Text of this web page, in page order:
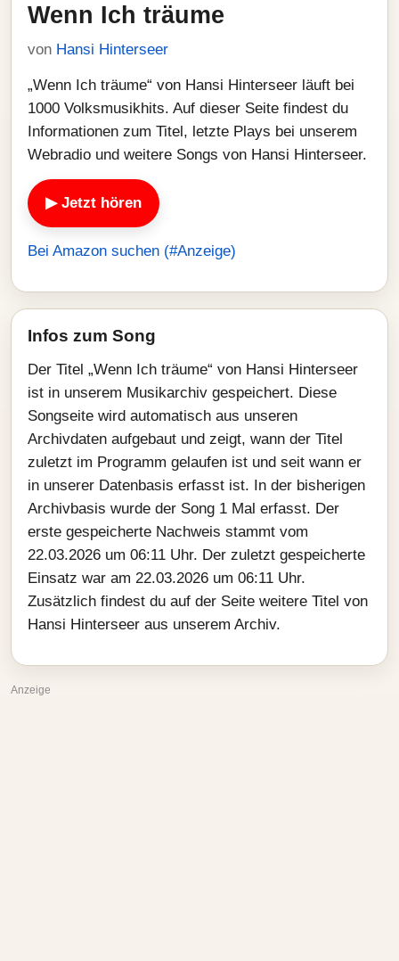
Wenn Ich träume
von Hansi Hinterseer
„Wenn Ich träume“ von Hansi Hinterseer läuft bei
1000 Volksmusikhits. Auf dieser Seite findest du
Informationen zum Titel, letzte Plays bei unserem
Webradio und weitere Songs von Hansi Hinterseer.
▶ Jetzt hören
Bei Amazon suchen (#Anzeige)
Infos zum Song
Der Titel „Wenn Ich träume“ von Hansi Hinterseer
ist in unserem Musikarchiv gespeichert. Diese
Songseite wird automatisch aus unseren
Archivdaten aufgebaut und zeigt, wann der Titel
zuletzt im Programm gelaufen ist und seit wann er
in unserer Datenbasis erfasst ist. In der bisherigen
Archivbasis wurde der Song 1 Mal erfasst. Der
erste gespeicherte Nachweis stammt vom
22.03.2026 um 06:11 Uhr. Der zuletzt gespeicherte
Einsatz war am 22.03.2026 um 06:11 Uhr.
Zusätzlich findest du auf der Seite weitere Titel von
Hansi Hinterseer aus unserem Archiv.
Anzeige